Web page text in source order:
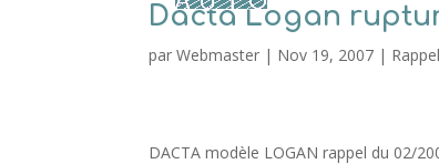
Dacta Logan
parWebmaster | Nov 19, 2007 |
DACTA modèle LOGAN rappel du 02/